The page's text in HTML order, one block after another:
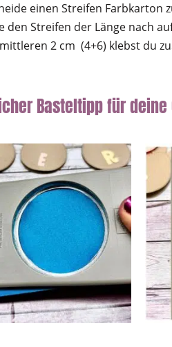
einen Streifen Farbkarton
den Streifen der Länge nach
2 cm (4+6) klebst du
Basteltipp für deine